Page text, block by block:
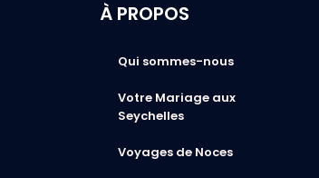
À PROPOS
Qui sommes-nous
Votre Mariage aux
Seychelles
Voyages de Noces